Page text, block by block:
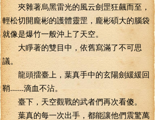
夾雜著烏黑雷光的風云劍罡狂飆而至，
輕松切開龐彬的護體靈罡，龐彬碩大的腦袋
就像是爆竹一般沖上了天空。
大睜著的雙目中，依舊寫滿了不可思
議。
龍頭擂臺上，葉真手中的玄陽劍緩緩回
鞘.......滴血不沾。
臺下，天空觀戰的武者們再次看傻。
葉真的每一次出手，都能讓他們震驚萬